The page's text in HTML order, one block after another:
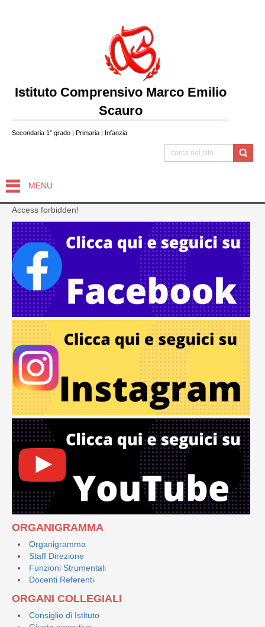
Istituto Comprensivo Marco Emilio
Scauro
Secondaria 1° grado | Primaria | Infanzia
MENU
ORGANIGRAMMA
Organigramma
Staff Direzione
Funzioni Strumentali
Docenti Referenti
ORGANI COLLEGIALI
Consiglio di Istituto
Access forbidden!